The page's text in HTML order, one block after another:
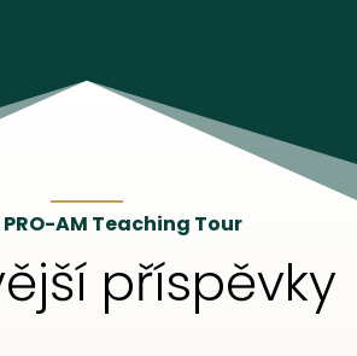
PRO-AM Teaching Tour
příspěvky